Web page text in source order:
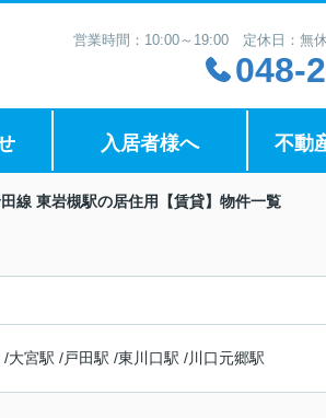
営業時間：10:00～19:00 定休日：無休
048-
入居者様へ 不動
線 東岩槻駅の居住用【賃貸】物件一覧
/大宮駅 /戸田駅 /東川口駅 /川口元郷駅